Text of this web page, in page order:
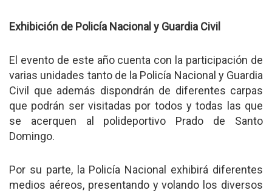
Exhibición de Policía Nacional y Guardia Civil
El evento de este año cuenta con la participación de
varias unidades tanto de la Policía Nacional y Guardia
Civil que además dispondrán de diferentes carpas
que podrán ser visitadas por todos y todas las que
se acerquen al polideportivo Prado de Santo
Domingo.
Por su parte, la Policía Nacional exhibirá diferentes
medios aéreos, presentando y volando los diversos